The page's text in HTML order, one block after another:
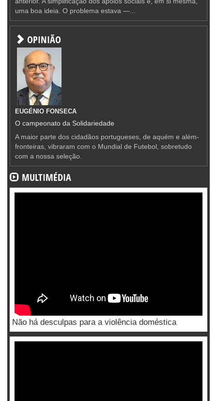
uma boa ideia. O problema estava —...
OPINIÃO
EUGÉNIO FONSECA
O campeonato da Solidariedade
A maior parte dos cidadãos portugueses, de aquém e além-
fronteiras, vibraram com o Mundial de Futebol, sobretudo
com a nossa seleção.
MULTIMÉDIA
Não há desculpas para a violência doméstica